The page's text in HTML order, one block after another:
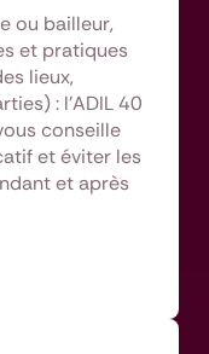
ou bailleur,
et pratiques
lieux,
: l’ADIL 40
conseille
et éviter les
et après